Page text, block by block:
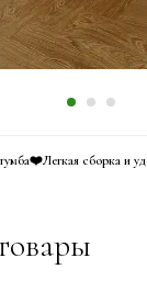
сборка и